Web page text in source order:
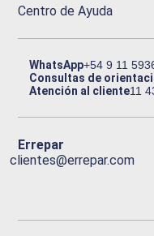
Centro de Ayuda
WhatsApp+54 9 11
Consultas de
Atención al cliente11
Errepar
clientes@errepar.com